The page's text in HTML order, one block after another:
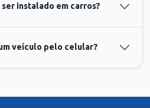
instalado em carros?
veículo pelo celular?